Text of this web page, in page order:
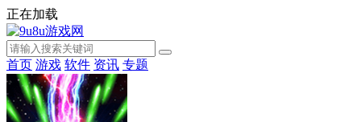
正在加载
首页 游戏 软件 资讯 专题